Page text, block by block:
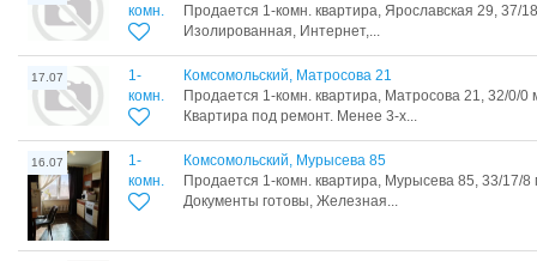
комн.
Продается 1-комн. квартира, Ярославская 29, 37/
Изолированная, Интернет,...
17.07
1-
комн.
Комсомольский, Матросова 21
Продается 1-комн. квартира, Матросова 21, 32/0/0
Квартира под ремонт. Менее 3-х...
16.07
1-
комн.
Комсомольский, Мурысева 85
Продается 1-комн. квартира, Мурысева 85, 33/17/
Документы готовы, Железная...